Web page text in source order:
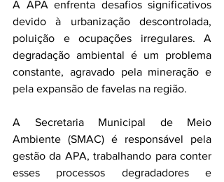
A APA enfrenta desafios significativos
devido à urbanização descontrolada,
poluição e ocupações irregulares. A
degradação ambiental é um problema
constante, agravado pela mineração e
pela expansão de favelas na região.
A Secretaria Municipal de Meio
Ambiente (SMAC) é responsável pela
gestão da APA, trabalhando para conter
esses processos degradadores e